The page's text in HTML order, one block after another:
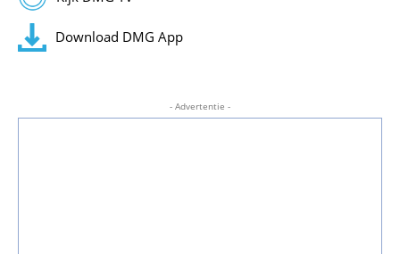
Download DMG App
- Advertentie -